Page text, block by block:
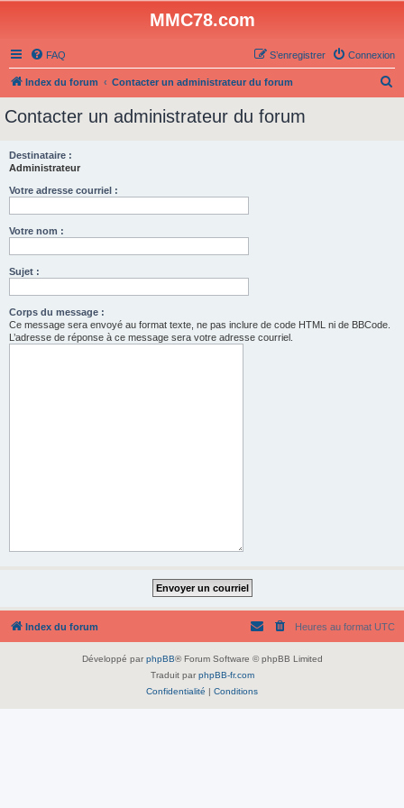
MMC78.com
FAQ Connexion
S’enregistrer
Index du forum Contacter un administrateur du forum
Contacter un administrateur du forum
Destinataire :
Administrateur
Votre adresse courriel :
Votre nom :
Sujet :
Corps du message :
Ce message sera envoyé au format texte, ne pas inclure de code HTML ni de BBCode.
L’adresse de réponse à ce message sera votre adresse courriel.
Index du forum Heures au format UTC
Développé par phpBB® Forum Software © phpBB Limited
Traduit par phpBB-fr.com
Confidentialité | Conditions